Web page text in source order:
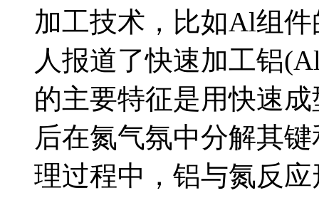
加工技术，比如Al组件
人报道了快速加工铝
的主要特征是用快速
后在氮气氛中分解其
理过程中，铝与氮反